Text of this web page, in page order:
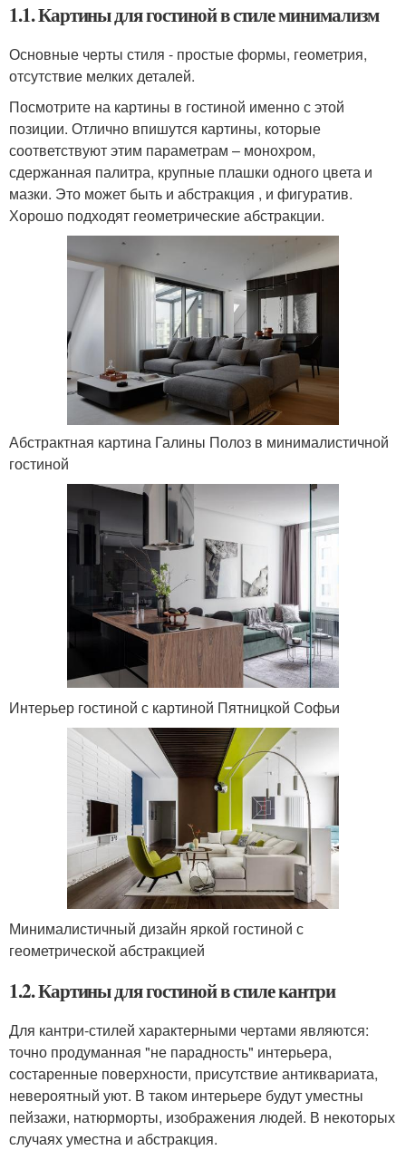
1.1. Картины для гостиной в стиле минимализм
Основные черты стиля - простые формы, геометрия,
отсутствие мелких деталей.
Посмотрите на картины в гостиной именно с этой
позиции. Отлично впишутся картины, которые
соответствуют этим параметрам – монохром,
сдержанная палитра, крупные плашки одного цвета и
мазки. Это может быть и абстракция , и фигуратив.
Хорошо подходят геометрические абстракции.
Абстрактная картина Галины Полоз в минималистичной
гостиной
Интерьер гостиной с картиной Пятницкой Софьи
Минималистичный дизайн яркой гостиной с
геометрической абстракцией
1.2. Картины для гостиной в стиле кантри
Для кантри-стилей характерными чертами являются:
точно продуманная "не парадность" интерьера,
состаренные поверхности, присутствие антиквариата,
невероятный уют. В таком интерьере будут уместны
пейзажи, натюрморты, изображения людей. В некоторых
случаях уместна и абстракция.